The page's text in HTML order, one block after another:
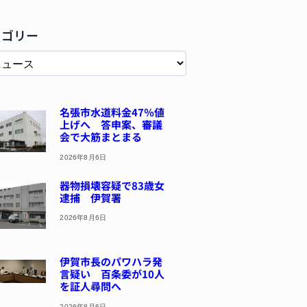
リー
名張市水道料金47％値
上げへ 答申案、審議
会で大筋まとまる
2026年8月6日
器物損壊容疑で83歳女
逮捕 伊賀署
2026年8月6日
伊賀市長のパワハラ発
言疑い 百条委が10人
を証人尋問へ